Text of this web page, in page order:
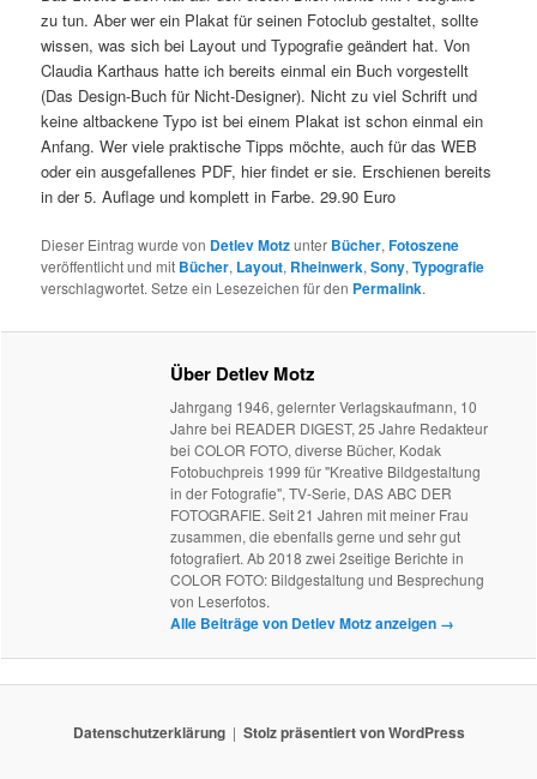
zu tun. Aber wer ein Plakat für seinen Fotoclub gestaltet, sollte
wissen, was sich bei Layout und Typografie geändert hat. Von
Claudia Karthaus hatte ich bereits einmal ein Buch vorgestellt
(Das Design-Buch für Nicht-Designer). Nicht zu viel Schrift und
keine altbackene Typo ist bei einem Plakat ist schon einmal ein
Anfang. Wer viele praktische Tipps möchte, auch für das WEB
oder ein ausgefallenes PDF, hier findet er sie. Erschienen bereits
in der 5. Auflage und komplett in Farbe. 29.90 Euro
Dieser Eintrag wurde von Detlev Motzunter Bücher,Fotoszene
veröffentlicht und mit Bücher, Layout, Rheinwerk,Sony,Typografie
verschlagwortet. Setze ein Lesezeichen für den Permalink.
Über Detlev Motz
Jahrgang 1946, gelernter Verlagskaufmann, 10
Jahre bei READER DIGEST, 25 Jahre Redakteur
bei COLOR FOTO, diverse Bücher, Kodak
Fotobuchpreis 1999 für "Kreative Bildgestaltung
in der Fotografie", TV-Serie, DAS ABC DER
FOTOGRAFIE. Seit 21 Jahren mit meiner Frau
zusammen, die ebenfalls gerne und sehr gut
fotografiert. Ab 2018 zwei 2seitige Berichte in
COLOR FOTO: Bildgestaltung und Besprechung
von Leserfotos.
Alle Beiträge von Detlev Motz anzeigen →
Datenschutzerklärung Stolz präsentiert von WordPress